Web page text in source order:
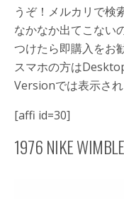
うぞ！メルカリで検
なかなか出てこない
つけたら即購入をお
スマホの方は
Versionでは表示され
[affi id=30]
1976 NIKE